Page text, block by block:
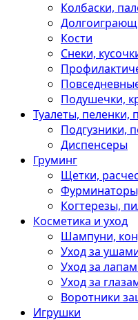
Колбаски,
Кости
Снеки,
Подушечки,
Туалеты, пеленки,
Подгузники,
Диспенсеры
Груминг
Щетки,
Когтерезы,
Косметика и уход
Шампуни,
Уход за
Уход за
Уход за
Воротники
Игрушки